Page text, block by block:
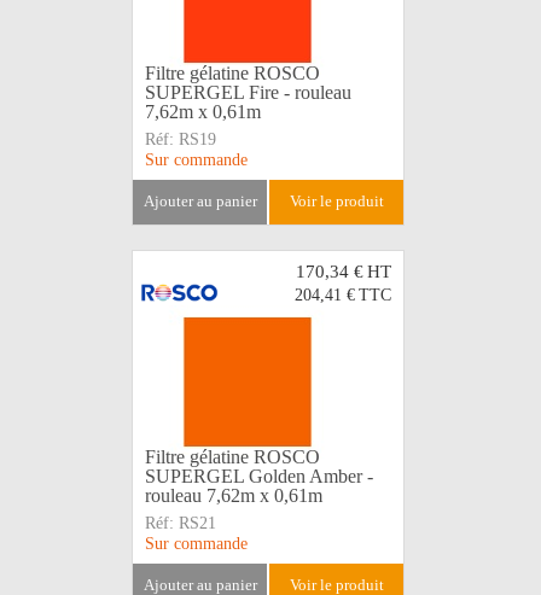
Filtre gélatine ROSCO
SUPERGEL Fire - rouleau
7,62m x 0,61m
Réf: RS19
Sur commande
ajouter au panier voir le produit
170,34 €HT
204,41 € TTC
Filtre gélatine ROSCO
SUPERGEL Golden Amber -
rouleau 7,62m x 0,61m
Réf: RS21
Sur commande
ajouter au panier voir le produit